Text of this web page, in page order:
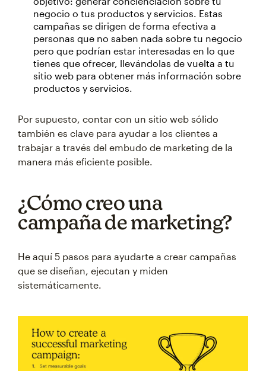
negocio o tus productos y servicios. Estas
campañas se dirigen de forma efectiva a
personas que no saben nada sobre tu negocio
pero que podrían estar interesadas en lo que
tienes que ofrecer, llevándolas de vuelta a tu
sitio web para obtener más información sobre
productos y servicios.
Por supuesto, contar con un sitio web sólido
también es clave para ayudar a los clientes a
trabajar a través del embudo de marketing de la
manera más eficiente posible.
¿Cómo creo una
campaña de marketing?
He aquí 5 pasos para ayudarte a crear campañas
que se diseñan, ejecutan y miden
sistemáticamente.